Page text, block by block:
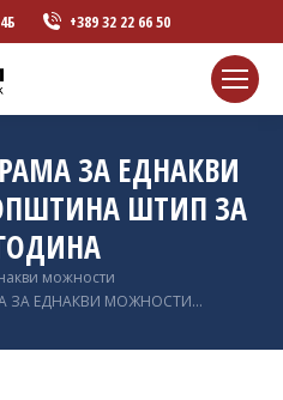
+389 32 22 66 50
ЗА ЕДНАКВИ
ШТИП ЗА
можности
ЗА ЕДНАКВИ МОЖНОСТИ…